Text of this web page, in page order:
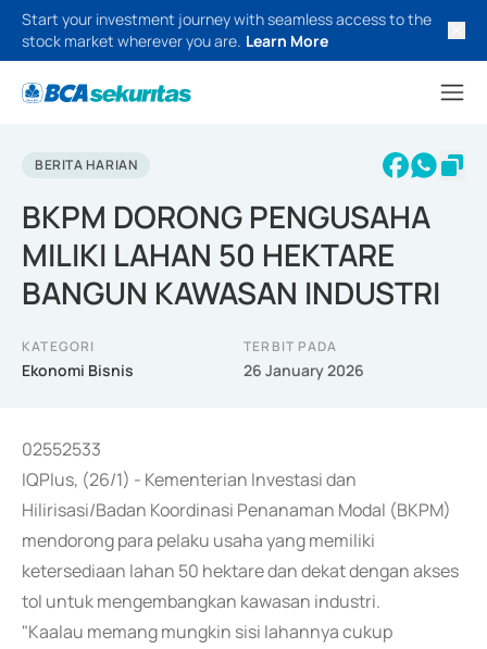
Start your investment journey with seamless access to the
stock market wherever you are. Learn More
BERITA HARIAN
BKPM DORONG PENGUSAHA
MILIKI LAHAN 50 HEKTARE
BANGUN KAWASAN INDUSTRI
KATEGORI
Ekonomi Bisnis
TERBIT PADA
26 January 2026
02552533
IQPlus, (26/1) - Kementerian Investasi dan
Hilirisasi/Badan Koordinasi Penanaman Modal (BKPM)
mendorong para pelaku usaha yang memiliki
ketersediaan lahan 50 hektare dan dekat dengan akses
tol untuk mengembangkan kawasan industri.
"Kaalau memang mungkin sisi lahannya cukup